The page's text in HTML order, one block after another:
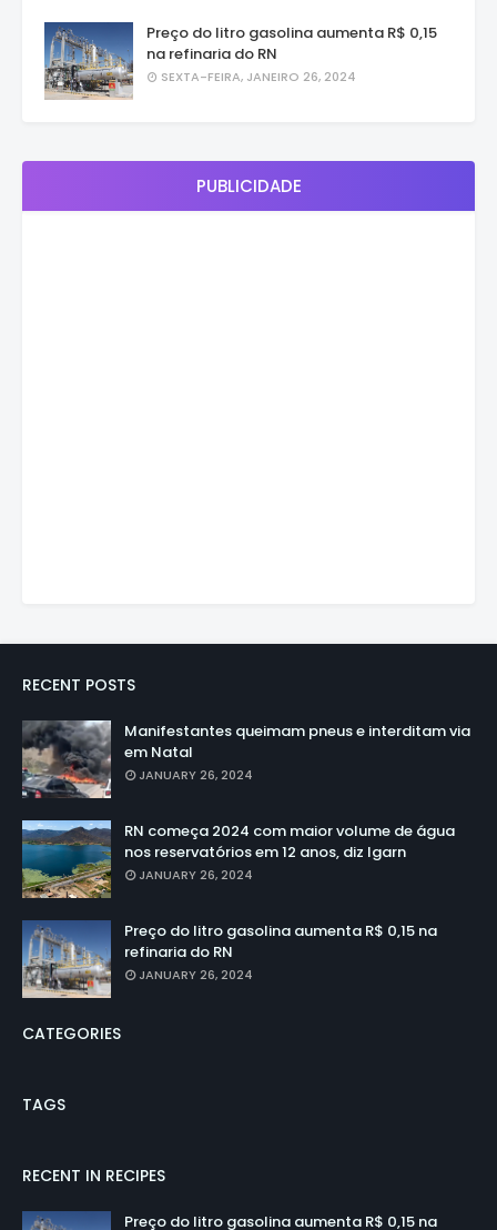
Preço do litro gasolina aumenta R$ 0,15
na refinaria do RN
SEXTA-FEIRA, JANEIRO 26, 2024
PUBLICIDADE
RECENT POSTS
Manifestantes queimam pneus e interditam via
em Natal
JANUARY 26, 2024
RN começa 2024 com maior volume de água
nos reservatórios em 12 anos, diz Igarn
JANUARY 26, 2024
Preço do litro gasolina aumenta R$ 0,15 na
refinaria do RN
JANUARY 26, 2024
CATEGORIES
TAGS
RECENT IN RECIPES
Preço do litro gasolina aumenta R$ 0,15 na